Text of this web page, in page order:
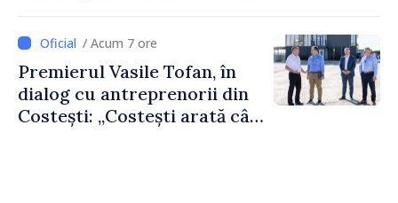
/ Acum 7 ore
Premierul Vasile Tofan, în
dialog cu antreprenorii din
Costești: „Costești arată cât